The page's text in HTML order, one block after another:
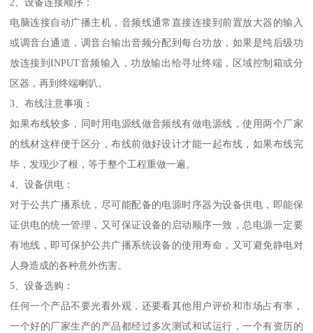
2、设备连接顺序：
电脑连接自动广播主机，音频线通常直接连接到前置放大器的输入
或调音台通道，调音台输出音频分配到每台功放，如果是纯后级功
放连接到INPUT音频输入，功放输出给寻址终端，区域控制箱或分
区器，再到终端喇叭。
3、布线注意事项：
如果布线较多，同时用电源线做音频线有做电源线，使用两个厂家
的线材这样便于区分，布线前做好设计才能一起布线，如果布线完
毕，发现少了根，等于整个工程重做一遍。
4、设备供电：
对于公共广播系统，尽可能配备的电源时序器为设备供电，即能保
证供电的统一管理，又可保证设备的启动顺序一致，总电源一定要
有地线，即可保护公共广播系统设备的使用寿命，又可避免静电对
人身造成的各种意外伤害。
5、设备选购：
任何一个产品不要光看外观，还要看其他用户评价和市场占有率，
一个好的厂家生产的产品都经过多次测试和试运行，一个有资历的